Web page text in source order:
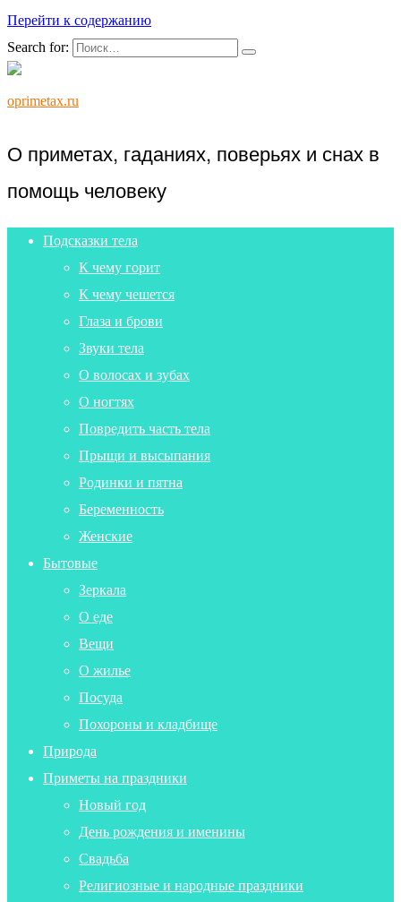
Перейти к содержанию
Search for:
oprimetax.ru
О приметах, гаданиях, поверьях и снах в
помощь человеку
Подсказки тела
К чему горит
К чему чешется
Глаза и брови
Звуки тела
О волосах и зубах
О ногтях
Повредить часть тела
Прыщи и высыпания
Родинки и пятна
Беременность
Женские
Бытовые
Зеркала
О еде
Вещи
О жилье
Посуда
Похороны и кладбище
Природа
Приметы на праздники
Новый год
День рождения и именины
Свадьба
Религиозные и народные праздники